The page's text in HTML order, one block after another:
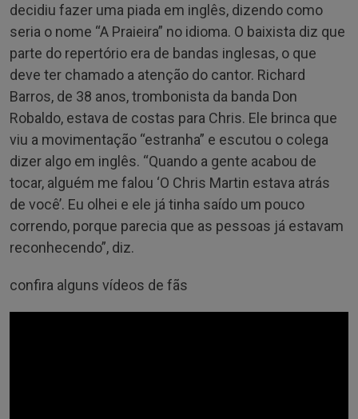
decidiu fazer uma piada em inglês, dizendo como
seria o nome “A Praieira” no idioma. O baixista diz que
parte do repertório era de bandas inglesas, o que
deve ter chamado a atenção do cantor. Richard
Barros, de 38 anos, trombonista da banda Don
Robaldo, estava de costas para Chris. Ele brinca que
viu a movimentação “estranha” e escutou o colega
dizer algo em inglês. “Quando a gente acabou de
tocar, alguém me falou ‘O Chris Martin estava atrás
de você’. Eu olhei e ele já tinha saído um pouco
correndo, porque parecia que as pessoas já estavam
reconhecendo”, diz.
confira alguns vídeos de fãs